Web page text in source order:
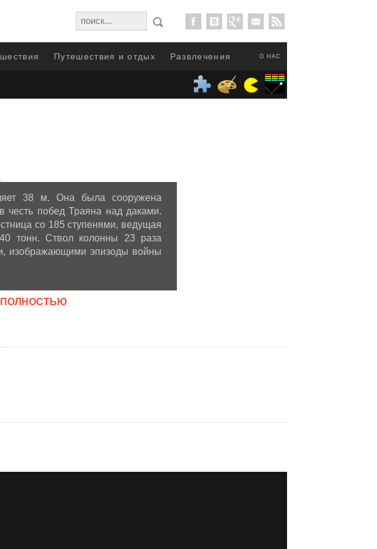
О НАС
Путешествия и отдых Развлечения
38 м. Она была сооружена
честь побед Траяна над даками.
со 185 ступенями, ведущая
тонн. Ствол колонны 23 раза
изображающими эпизоды войны
ПОЛНОСТЬЮ